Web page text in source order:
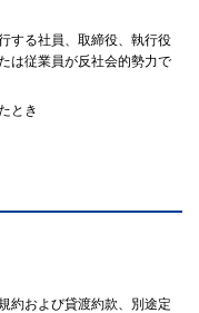
する社員、取締役、執行役
は従業員が反社会的勢力で
とき
約および貸渡約款、別途定